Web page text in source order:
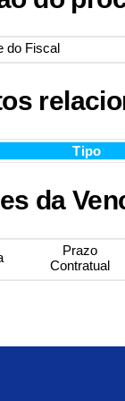
do Fiscal
Tipo
da
Prazo
Contratual